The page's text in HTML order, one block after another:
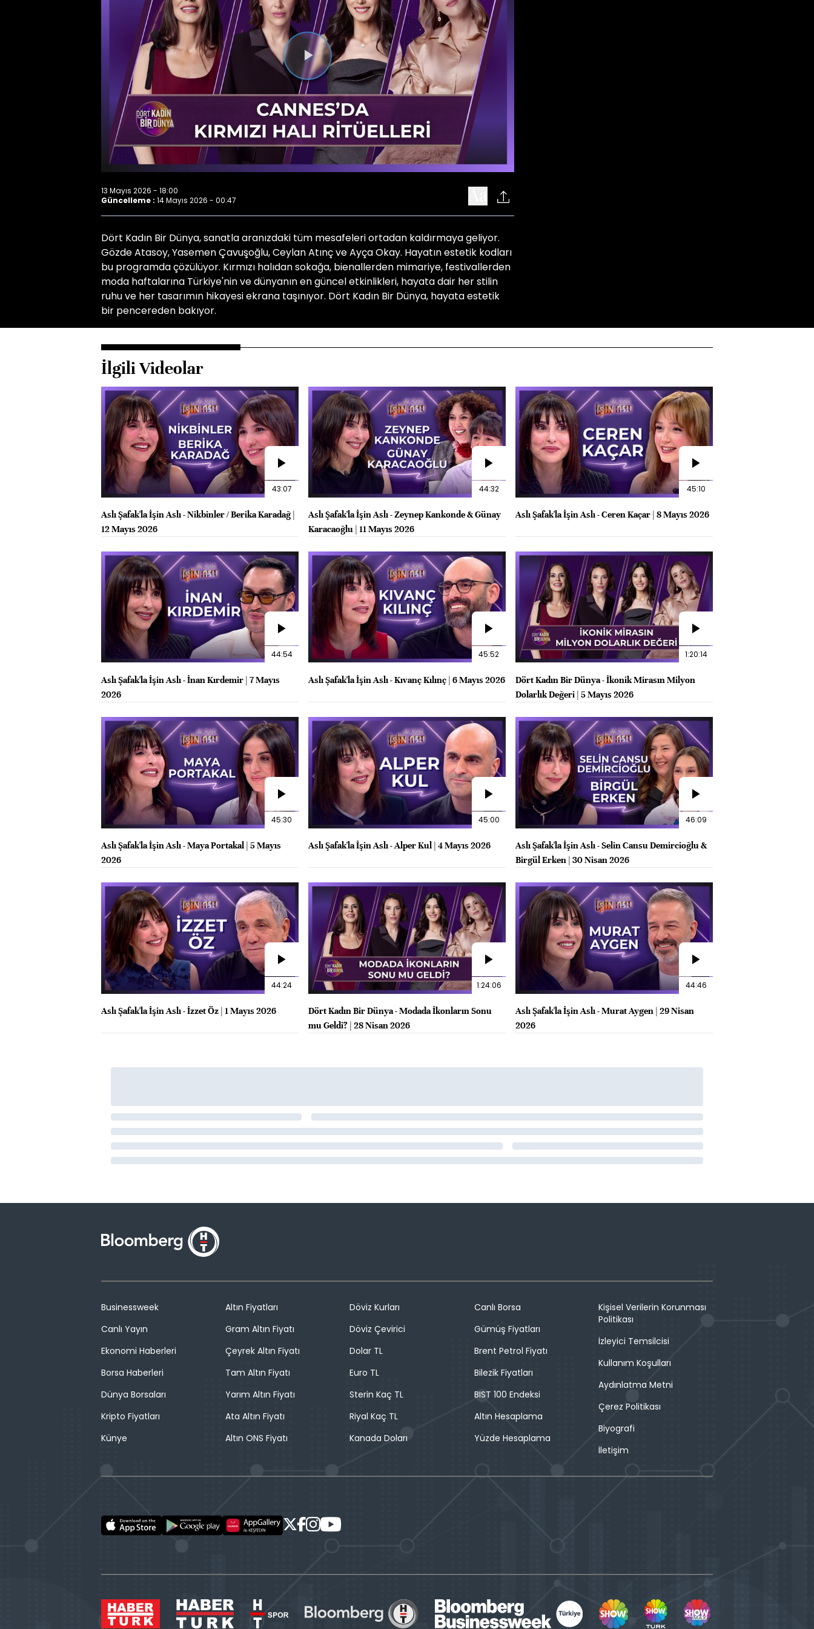
Videoyu
Oynat
13 Mayıs 2026 - 18:00
Güncelleme : 14 Mayıs 2026 - 00:47
Dört Kadın Bir Dünya, sanatla aranızdaki tüm mesafeleri ortadan kaldırmaya geliyor.
Gözde Atasoy, Yasemen Çavuşoğlu, Ceylan Atınç ve Ayça Okay. Hayatın estetik kodları
bu programda çözülüyor. Kırmızı halıdan sokağa, bienallerden mimariye, festivallerden
moda haftalarına Türkiye'nin ve dünyanın en güncel etkinlikleri, hayata dair her stilin
ruhu ve her tasarımın hikayesi ekrana taşınıyor. Dört Kadın Bir Dünya, hayata estetik
bir pencereden bakıyor.
İlgili Videolar
43:07
Aslı Şafak'la İşin Aslı - Nikbinler / Berika Karadağ |
12 Mayıs 2026
44:32
Aslı Şafak'la İşin Aslı - Zeynep Kankonde & Günay
Karacaoğlu | 11 Mayıs 2026
45:10
Aslı Şafak'la İşin Aslı - Ceren Kaçar | 8 Mayıs 2026
44:54
Aslı Şafak'la İşin Aslı - İnan Kırdemir | 7 Mayıs
2026
45:52
Aslı Şafak'la İşin Aslı - Kıvanç Kılınç | 6 Mayıs 2026
1:20:14
Dört Kadın Bir Dünya - İkonik Mirasın Milyon
Dolarlık Değeri | 5 Mayıs 2026
45:30
Aslı Şafak'la İşin Aslı - Maya Portakal | 5 Mayıs
2026
45:00
Aslı Şafak'la İşin Aslı - Alper Kul | 4 Mayıs 2026
46:09
Aslı Şafak'la İşin Aslı - Selin Cansu Demircioğlu &
Birgül Erken | 30 Nisan 2026
44:24
Aslı Şafak'la İşin Aslı - İzzet Öz | 1 Mayıs 2026
1:24:06
Dört Kadın Bir Dünya - Modada İkonların Sonu
mu Geldi? | 28 Nisan 2026
44:46
Aslı Şafak'la İşin Aslı - Murat Aygen | 29 Nisan
2026
Businessweek
Canlı Yayın
Ekonomi Haberleri
Borsa Haberleri
Dünya Borsaları
Kripto Fiyatları
Künye
Altın Fiyatları
Gram Altın Fiyatı
Çeyrek Altın Fiyatı
Tam Altın Fiyatı
Yarım Altın Fiyatı
Ata Altın Fiyatı
Altın ONS Fiyatı
Döviz Kurları
Döviz Çevirici
Dolar TL
Euro TL
Sterin Kaç TL
Riyal Kaç TL
Kanada Doları
Canlı Borsa
Gümüş Fiyatları
Brent Petrol Fiyatı
Bilezik Fiyatları
BIST 100 Endeksi
Altın Hesaplama
Yüzde Hesaplama
Kişisel Verilerin Korunması
Politikası
İzleyici Temsilcisi
Kullanım Koşulları
Aydınlatma Metni
Çerez Politikası
Biyografi
İletişim